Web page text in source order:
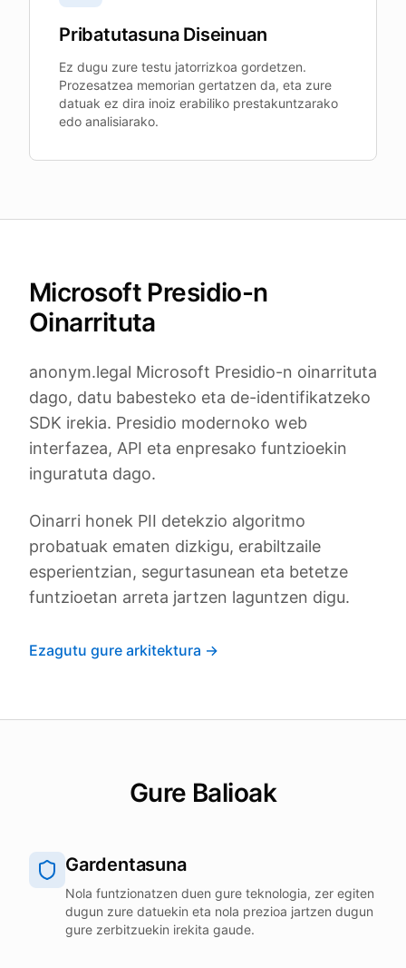
Pribatutasuna Diseinuan
Ez dugu zure testu jatorrizkoa gordetzen.
Prozesatzea memorian gertatzen da, eta zure
datuak ez dira inoiz erabiliko prestakuntzarako
edo analisiarako.
Microsoft Presidio-n
Oinarrituta
anonym.legal Microsoft Presidio-n oinarrituta
dago, datu babesteko eta de-identifikatzeko
SDK irekia. Presidio modernoko web
interfazea, API eta enpresako funtzioekin
inguratuta dago.
Oinarri honek PII detekzio algoritmo
probatuak ematen dizkigu, erabiltzaile
esperientzian, segurtasunean eta betetze
funtzioetan arreta jartzen laguntzen digu.
Ezagutu gure arkitektura →
Gure Balioak
Gardentasuna
Nola funtzionatzen duen gure teknologia, zer egiten
dugun zure datuekin eta nola prezioa jartzen dugun
gure zerbitzuekin irekita gaude.